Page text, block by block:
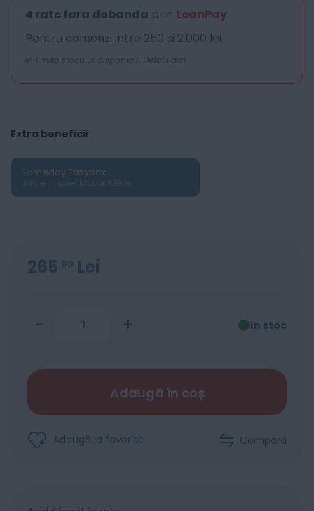
4 rate fara dobanda prin LeanPay.
Pentru comenzi intre 250 si 2.000 lei.
In limita stocului disponibil. Detalii aici
Extra beneficii:
Sameday Easybox
265 00 Lei
- + în stoc
Adaugă în coș
Adaugă la favorite Compară